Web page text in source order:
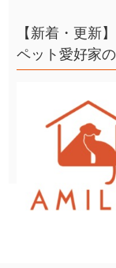
【新着・更新】
ペット愛好家